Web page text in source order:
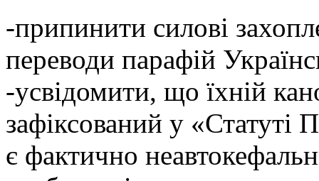
-припинити силові
переводи парафій
-усвідомити, що їхній
зафіксований у «Статуті
є фактично